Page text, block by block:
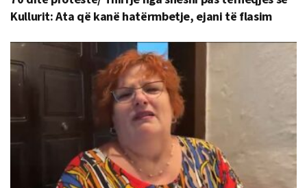
Kullurit: Ata që kanë hatërmbetje, ejani të flasim